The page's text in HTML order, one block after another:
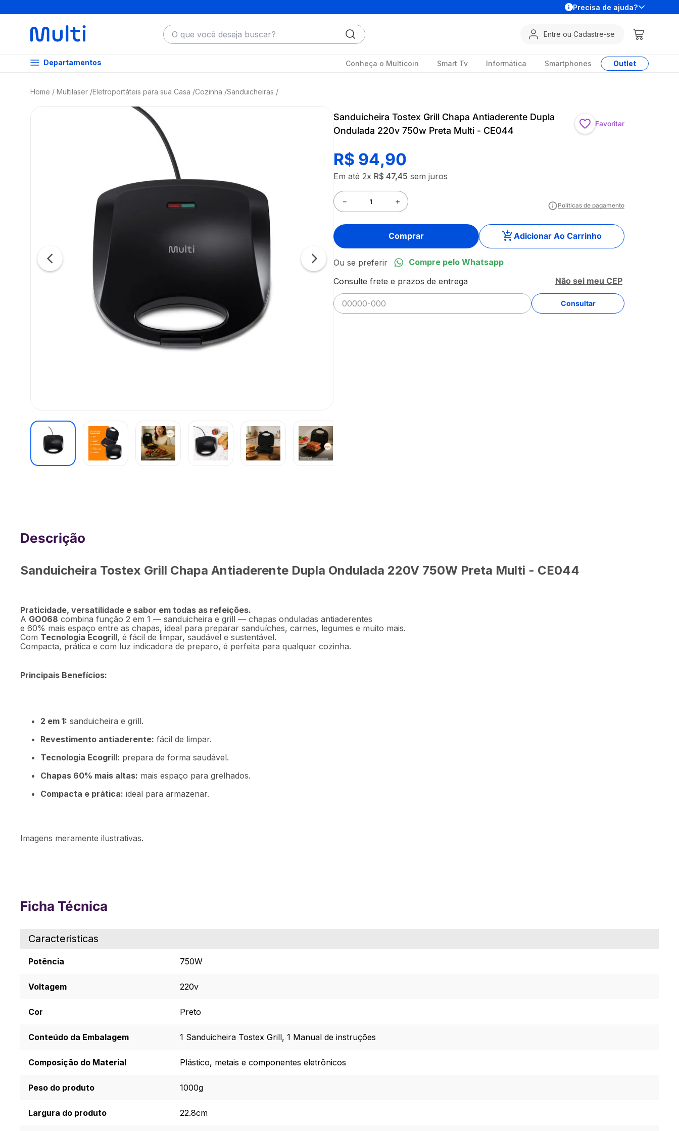
Precisa de ajuda?
O que você deseja buscar?
Entre ou Cadastre-se
Departamentos Conheça o Multicoin Smart Tv Informática Smartphones Outlet
Multilaser Eletroportáteis para sua Casa Cozinha Sanduicheiras
Sanduicheira Tostex Grill Chapa Antiaderente Dupla
Ondulada 220v 750w Preta Multi - CE044
Favoritar
R$ 94,90
Em até 2x R$ 47,45 sem juros
＋
－ Políticas de pagamento
Comprar Adicionar Ao Carrinho
Compre pelo Whatsapp
Não sei meu CEP
Ondulada 220v 750w Preta Multi - CE044
Descrição Ficha técnica
Sanduicheira Tostex Grill Chapa Antiaderente Dupla Ondulada 220V 750W Preta Multi - CE044
Praticidade, versatilidade e sabor em todas as refeições.
A GO068 combina função 2 em 1 — sanduicheira e grill — chapas onduladas antiaderentes
e 60% mais espaço entre as chapas, ideal para preparar sanduíches, carnes, legumes e muito mais.
Com Tecnologia Ecogrill, é fácil de limpar, saudável e sustentável.
Compacta, prática e com luz indicadora de preparo, é perfeita para qualquer cozinha.
Principais Benefícios:
2 em 1: sanduicheira e grill.
Revestimento antiaderente: fácil de limpar.
Tecnologia Ecogrill: prepara de forma saudável.
Chapas 60% mais altas: mais espaço para grelhados.
Compacta e prática: ideal para armazenar.
Imagens meramente ilustrativas.
Ficha Técnica
Caracteristicas
Potência 750W
Voltagem 220v
Cor Preto
Conteúdo da Embalagem 1 Sanduicheira Tostex Grill, 1 Manual de instruções
Composição do Material Plástico, metais e componentes eletrônicos
Peso do produto 1000g
Largura do produto 22.8cm